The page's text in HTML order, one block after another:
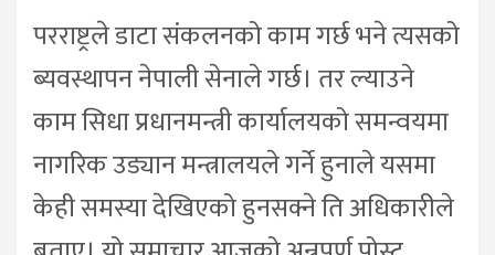
परराष्ट्रले डाटा संकलनको काम गर्छ भने त्यसको
ब्यवस्थापन नेपाली सेनाले गर्छ। तर ल्याउने
काम सिधा प्रधानमन्त्री कार्यालयको समन्वयमा
नागरिक उड्यान मन्त्रालयले गर्ने हुनाले यसमा
केही समस्या देखिएको हुनसक्ने ति अधिकारीले